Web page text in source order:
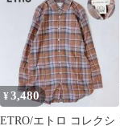
け レザー
¥3,480
ETRO/エトロ コレクシ